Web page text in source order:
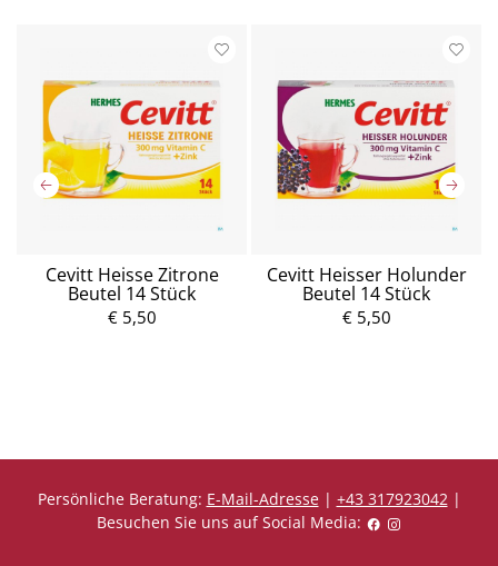
Cevitt Heisse Zitrone
Beutel 14 Stück
€ 5,50
Cevitt Heisser Holunder
Beutel 14 Stück
€ 5,50
Persönliche Beratung: E-Mail-Adresse| +43 317923042|
Besuchen Sie uns auf Social Media: